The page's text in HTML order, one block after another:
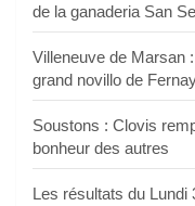
de la ganaderia San
Villeneuve de Marsan
grand novillo de
Soustons : Clovis
bonheur des autres
Les résultats du Lundi